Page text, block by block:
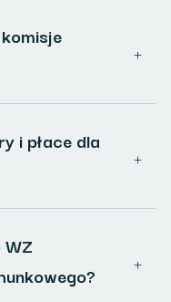
i płace dla